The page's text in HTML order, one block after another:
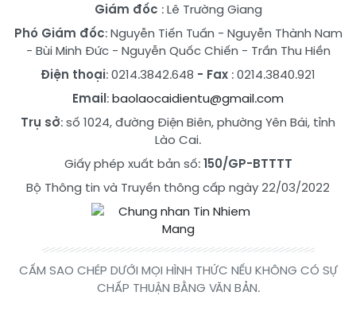
Giám đốc : Lê Trường Giang
Phó Giám đốc:Nguyễn Tiến Tuấn - Nguyễn Thành Nam
- Bùi Minh Đức- Nguyễn Quốc Chiến - Trần Thu Hiền
Điện thoại: 0214.3842.648 - Fax : 0214.3840.921
Email:baolaocaidientu@gmail.com
Trụ sở: số 1024, đường Điện Biên, phường Yên Bái, tỉnh
Lào Cai.
Giấy phép xuất bản số:150/GP-BTTTT
Bộ Thông tin và Truyền thông cấp ngày 22/03/2022
CẤM SAO CHÉP DƯỚI MỌI HÌNH THỨC NẾU KHÔNG CÓ SỰ
CHẤP THUẬN BẰNG VĂN BẢN.